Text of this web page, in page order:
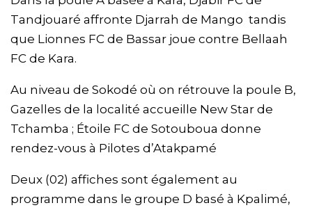
Tandjouaré affronte Djarrah de Mango tandis
que Lionnes FC de Bassar joue contre Bellaah
FC de Kara.
Au niveau de Sokodé où on rétrouve la poule B,
Gazelles de la localité accueille New Star de
Tchamba ; Étoile FC de Sotouboua donne
rendez-vous à Pilotes d’Atakpamé
Deux (02) affiches sont également au
programme dans le groupe D basé à Kpalimé,